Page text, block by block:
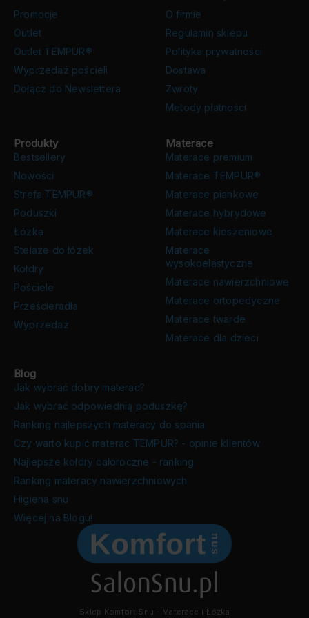
Sklep Komfort Snu - Materace i Łóżka
Promocje
Outlet
Outlet TEMPUR®
Wyprzedaż pościeli
Dołącz do Newslettera
O firmie
Regulamin sklepu
Polityka prywatności
Dostawa
Zwroty
Metody płatności
Produkty
Bestsellery
Nowości
Strefa TEMPUR®
Poduszki
Łóżka
Stelaże do łóżek
Kołdry
Pościele
Prześcieradła
Wyprzedaż
Materace
Materace premium
Materace TEMPUR®
Materace piankowe
Materace hybrydowe
Materace kieszeniowe
Materace
wysokoelastyczne
Materace nawierzchniowe
Materace ortopedyczne
Materace twarde
Materace dla dzieci
Blog
Jak wybrać dobry materac?
Jak wybrać odpowiednią poduszkę?
Ranking najlepszych materacy do spania
Czy warto kupić materac TEMPUR? - opinie klientów
Najlepsze kołdry całoroczne - ranking
Ranking materacy nawierzchniowych
Higiena snu
Więcej na Blogu!